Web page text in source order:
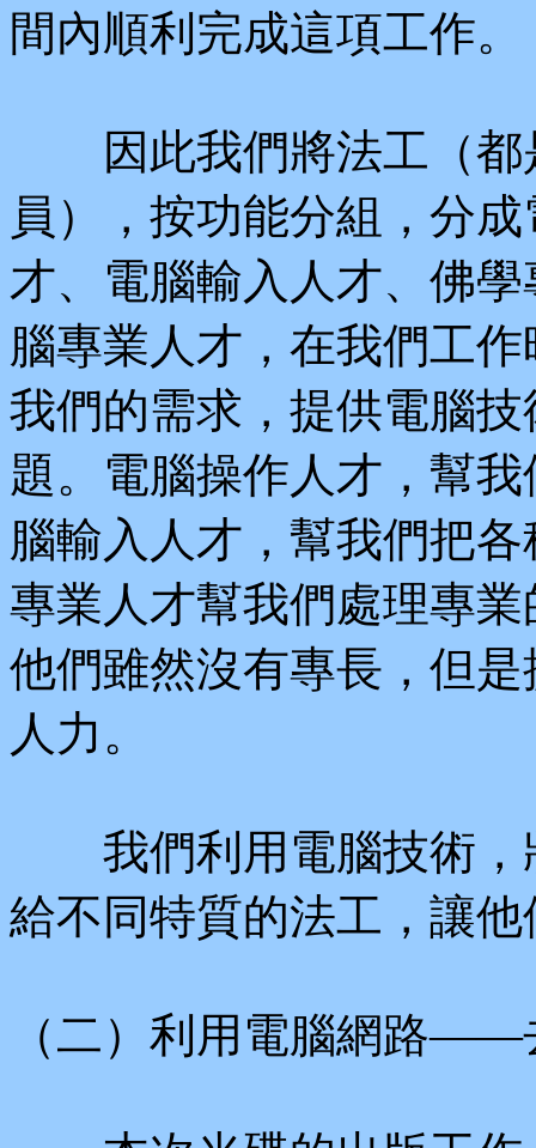
間內順利完成這項工作。
因此我們將法工（都
員），按功能分組，分
才、電腦輸入人才、佛
腦專業人才，在我們工
我們的需求，提供電腦
題。電腦操作人才，幫
腦輸入人才，幫我們把
專業人才幫我們處理專
他們雖然沒有專長，但
人力。
我們利用電腦技術，
給不同特質的法工，讓
（二）利用電腦網路——